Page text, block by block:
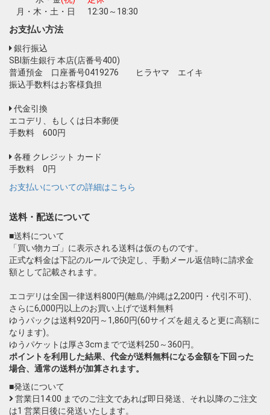
月・木・土・日
12:30～18:30
お支払い方法
銀行振込
SBI新生銀行 本店(店番号400)
普通預金 口座番号0419276 ヒラヤマ エイキ
振込手数料はお客様負担
代金引換
エコデリ、もしくは日本郵便
手数料 600円
各種 クレジット カード
手数料 0円
お支払いについての詳細はこちら
送料・配送について
■送料について
「買い物カゴ」に表示される送料は仮のものです。
正式な料金は下記のルールで決定し、手動メール返信時に請求金
額として記載されます。
エコデリは全国一律送料800円(離島/沖縄は2,200円・代引不可)、
さらに6,000円以上のお買い上げで送料無料
ゆうパックは送料920円～1,860円(60サイズを超えると更に高額に
なります)。
ゆうパケットは厚さ3cmまでで送料250～360円。
ポイントを利用した結果、代金が送料無料になる金額を下回った
場合、通常の送料が加算されます。
■発送について
営業日14:00 までのご注文であれば即日発送、それ以降のご注文
は1 営業日後に発送いたします。